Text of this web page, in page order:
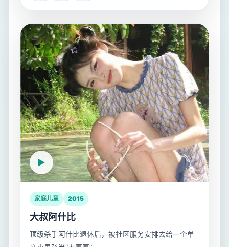
家庭儿童 2015
大叔阿什比
顶级杀手阿什比退休后，被社区服务安排去给一个单